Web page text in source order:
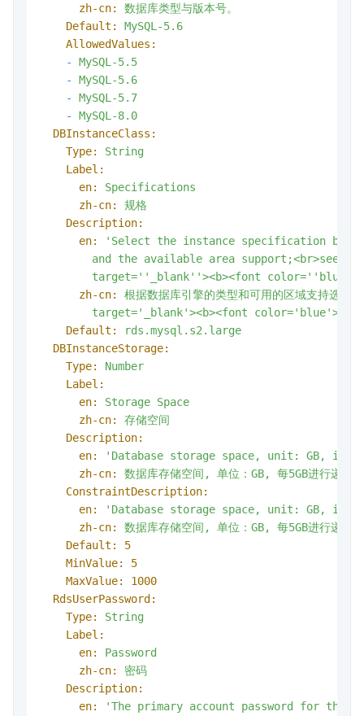
zh-cn:
数据库类型与版本号。
Default:
MySQL-5.6
AllowedValues:
-
MySQL-5.5
-
MySQL-5.6
-
MySQL-5.7
-
MySQL-8.0
DBInstanceClass:
Type:
String
Label:
en:
Specifications
zh-cn:
规格
Description:
en:
'Select the instance specification
and the available area support;<br>see
        target='
'_blank' '><b><font color=' 'blue'
zh-cn:
根据数据库引擎的类型和可用的区域支持选择
target='_blank'><b><font
color='blue'>实例
Default:
rds.mysql.s2.large
DBInstanceStorage:
Type:
Number
Label:
en:
Storage Space
zh-cn:
存储空间
Description:
en:
'Database storage space, unit: GB,
zh-cn:
数据库存储空间, 单位：GB,
每5GB进行递增
ConstraintDescription:
en:
'Database storage space, unit: GB,
zh-cn:
数据库存储空间, 单位：GB,
每5GB进行递增
Default:
5
MinValue:
5
MaxValue:
1000
RdsUserPassword:
Type:
String
Label:
en:
Password
zh-cn:
密码
Description:
en:
'The primary account password for the